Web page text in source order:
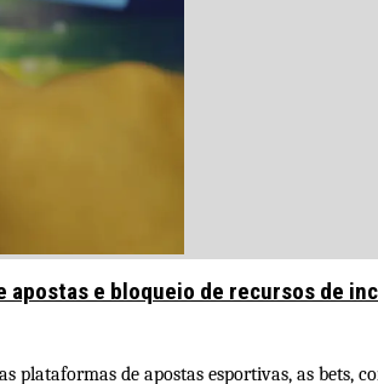
apostas e bloqueio de recursos de
plataformas de apostas esportivas, as bets,